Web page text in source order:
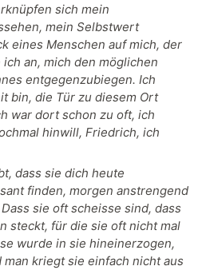
sich mein
mein Selbstwert
eines Menschen auf mich, der
an, mich den möglichen
entgegenzubiegen. Ich
bin, die Tür zu diesem Ort
war dort schon zu oft, ich
hinwill, Friedrich, ich
dass sie dich heute
finden, morgen anstrengend
sie oft scheisse sind, dass
steckt, für die sie oft nicht mal
wurde in sie hineinerzogen,
kriegt sie einfach nicht aus